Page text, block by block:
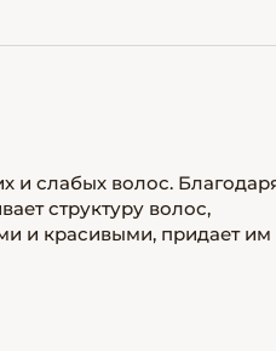
и слабых волос.
структуру волос,
и красивыми, придает им